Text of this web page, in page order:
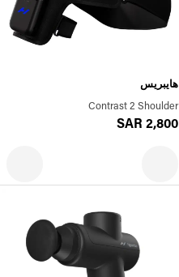
هايبريس
Contrast 2 Shoulder
SAR 2,800